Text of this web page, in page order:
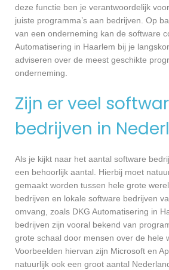
deze functie ben je verantwoordelijk
juiste programma’s aan bedrijven. Op
van een onderneming kan de software
Automatisering in Haarlem bij je
adviseren over de meest geschikte
onderneming.
Zijn er veel
bedrijven in
Als je kijkt naar het aantal software
een behoorlijk aantal. Hierbij moet
gemaakt worden tussen hele grote
bedrijven en lokale software bedrijven
omvang, zoals DKG Automatisering in
bedrijven zijn vooral bekend van
grote schaal door mensen over de hele
Voorbeelden hiervan zijn Microsoft en
natuurlijk ook een groot aantal